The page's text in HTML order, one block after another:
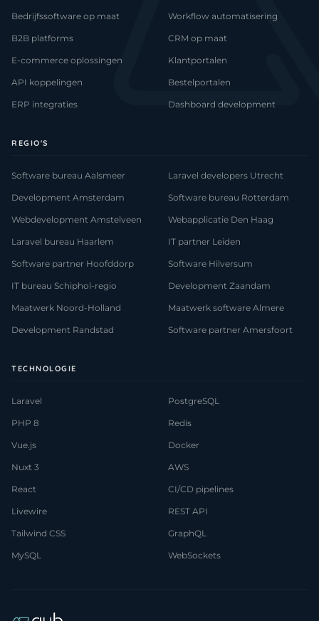
Bedrijfssoftware op maat
B2B platforms
E-commerce oplossingen
API koppelingen
ERP integraties
Workflow automatisering
CRM op maat
Klantportalen
Bestelportalen
Dashboard development
REGIO'S
Software bureau Aalsmeer
Development Amsterdam
Webdevelopment Amstelveen
Laravel bureau Haarlem
Software partner Hoofddorp
IT bureau Schiphol-regio
Maatwerk Noord-Holland
Development Randstad
Laravel developers Utrecht
Software bureau Rotterdam
Webapplicatie Den Haag
IT partner Leiden
Software Hilversum
Development Zaandam
Maatwerk software Almere
Software partner Amersfoort
TECHNOLOGIE
Laravel
PHP 8
Vue.js
Nuxt 3
React
Livewire
Tailwind CSS
MySQL
PostgreSQL
Redis
Docker
AWS
CI/CD pipelines
REST API
GraphQL
WebSockets